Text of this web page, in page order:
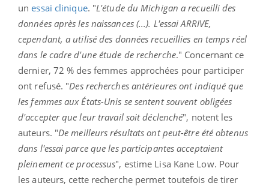
unessai clinique. "L'étude du Michigan a recueilli des
données après les naissances (...). L'essai ARRIVE,
cependant, a utilisé des données recueillies en temps réel
dans le cadre d'une étude de recherche." Concernant ce
dernier, 72 % des femmes approchées pour participer
ont refusé. "Des recherches antérieures ont indiqué que
les femmes aux États-Unis se sentent souvent obligées
d'accepter que leur travail soit déclenché", notent les
auteurs. "De meilleurs résultats ont peut-être été obtenus
dans l'essai parce que les participantes acceptaient
pleinement ce processus", estime Lisa Kane Low. Pour
les auteurs, cette recherche permet toutefois de tirer